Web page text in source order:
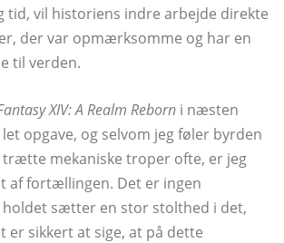
tid, vil historiens indre arbejde direkte
der var opmærksomme og har en
til verden.
XIV: A Realm Reborn i næsten
opgave, og selvom jeg føler byrden
mekaniske troper ofte, er jeg
af fortællingen. Det er ingen
holdet sætter en stor stolthed i det,
er sikkert at sige, at på dette